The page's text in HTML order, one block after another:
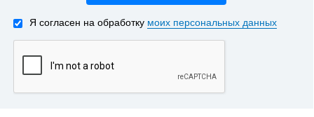
Я согласен на обработку моих персональных данных